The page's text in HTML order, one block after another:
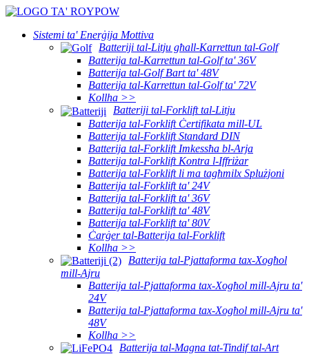
Sistemi ta' Enerġija Mottiva
Batteriji tal-Litju għall-Karrettun tal-Golf
Batterija tal-Karrettun tal-Golf ta' 36V
Batterija tal-Golf Bart ta' 48V
Batterija tal-Karrettun tal-Golf ta' 72V
Kollha >>
Batteriji tal-Forklift tal-Litju
Batterija tal-Forklift Ċertifikata mill-UL
Batterija tal-Forklift Standard DIN
Batterija tal-Forklift Imkessħa bl-Arja
Batterija tal-Forklift Kontra l-Iffriżar
Batterija tal-Forklift li ma tagħmilx Splużjoni
Batterija tal-Forklift ta' 24V
Batterija tal-Forklift ta' 36V
Batterija tal-Forklift ta' 48V
Batterija tal-Forklift ta' 80V
Ċarġer tal-Batterija tal-Forklift
Kollha >>
Batterija tal-Pjattaforma tax-Xogħol
mill-Ajru
Batterija tal-Pjattaforma tax-Xogħol mill-Ajru ta'
24V
Batterija tal-Pjattaforma tax-Xogħol mill-Ajru ta'
48V
Kollha >>
Batterija tal-Magna tat-Tindif tal-Art